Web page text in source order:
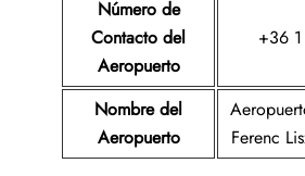
Número de
Contacto del
Aeropuerto
+36
Nombre del
Aeropuerto
Ferenc